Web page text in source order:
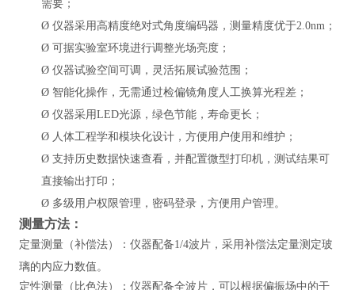
需要；
Ø 仪器采用高精度绝对式角度编码器，测量精度优于2.0nm；
Ø 可据实验室环境进行调整光场亮度；
Ø 仪器试验空间可调，灵活拓展试验范围；
Ø 智能化操作，无需通过检偏镜角度人工换算光程差；
Ø 仪器采用LED光源，绿色节能，寿命更长；
Ø 人体工程学和模块化设计，方便用户使用和维护；
Ø 支持历史数据快速查看，并配置微型打印机，测试结果可
直接输出打印；
Ø 多级用户权限管理，密码登录，方便用户管理。
测量方法：
定量测量（补偿法）：仪器配备1/4波片，采用补偿法定量测定玻
璃的内应力数值。
定性测量（比色法）：仪器配备全波片，可以根据偏振场中的干